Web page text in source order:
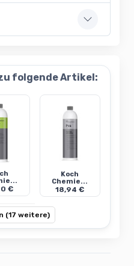
folgende Artikel:
€
Koch
Chemie...
18,94 €
(17 weitere)